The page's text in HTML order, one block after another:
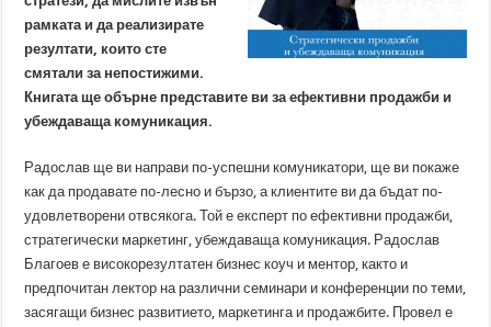
рамката и да реализирате
резултати, които сте
смятали за непостижими.
Книгата ще обърне представите ви за ефективни продажби и
убеждаваща комуникация.
Радослав ще ви направи по-успешни комуникатори, ще ви покаже
как да продавате по-лесно и бързо, а клиентите ви да бъдат по-
удовлетворени отвсякога. Той е експерт по ефективни продажби,
стратегически маркетинг, убеждаваща комуникация. Радослав
Благоев е високорезултатен бизнес коуч и ментор, както и
предпочитан лектор на различни семинари и конференции по теми,
засягащи бизнес развитието, маркетинга и продажбите. Провел е